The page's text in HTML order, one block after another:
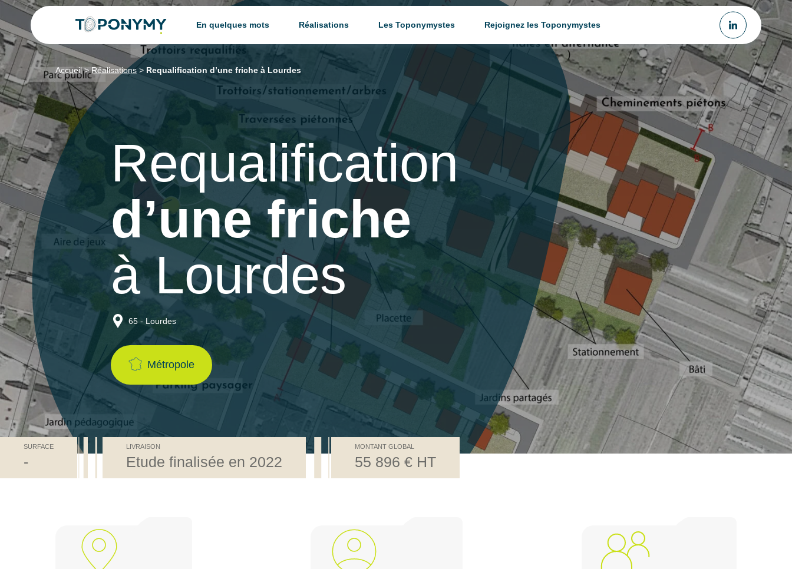
Skip
to
content
En quelques mots Réalisations Les Toponymystes Rejoignez les Toponymystes
Accueil>Réalisations > Requalification d’une friche à Lourdes
Requalification
d’une friche
à Lourdes
65 - Lourdes
Métropole
SURFACE
-
LIVRAISON
Etude finalisée en 2022
MONTANT GLOBAL
55 896 € HT